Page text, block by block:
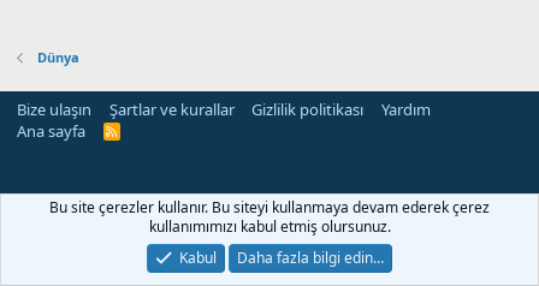
Dünya
Bize ulaşın Şartlar ve kurallar Gizlilik politikası
Yardım
Ana sayfa
R
siteleri
Bu site çerezler kullanır. Bu siteyi kullanmaya devam ederek çerez
kullanımımızı kabul etmiş olursunuz.
Kabul
Daha fazla bilgi edin…